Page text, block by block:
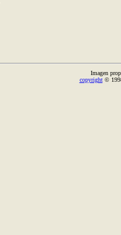
Imagen
copyright©